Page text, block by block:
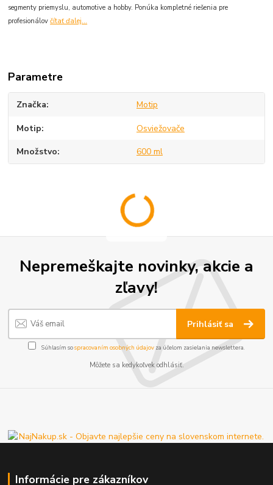
segmenty priemyslu, automotive a hobby. Ponúka kompletné riešenia pre
profesionálovčítať ďalej...
Parametre
Značka Motip
Motip Osviežovače
Množstvo 600 ml
Nepremeškajte novinky, akcie a
zľavy!
Prihlásiť sa
Súhlasím sospracovaním osobných údajov za účelom zasielania newslettera.
Môžete sa kedykoľvek odhlásiť.
Informácie pre zákazníkov